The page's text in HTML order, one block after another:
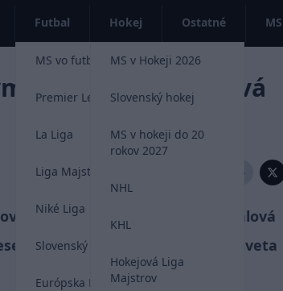
Futbal
MS vo futbale 2026
Premier League
La Liga
Liga Majstrov
Niké Liga
Slovenský futbal
Európska Liga
Hokej
MS v Hokeji 2026
Slovenský hokej
MS v hokeji do 20
rokov 2027
NHL
KHL
Hokejová Liga
Majstrov
Ostatné
pre majstrovstvá
Zdieľať:
štadióny. Medzinárodná futbalová
pre blížiace sa majstrovstvá sveta